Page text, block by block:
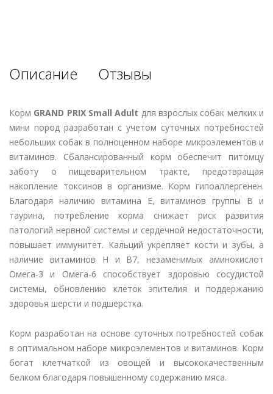
Описание Отзывы
Корм GRAND PRIX Small Adult для взрослых собак мелких и
мини пород разработан с учетом суточных потребностей
небольших собак в полноценном наборе микроэлементов и
витаминов. Сбалансированный корм обеспечит питомцу
заботу о пищеварительном тракте, предотвращая
накопление токсинов в организме. Корм гипоаллергенен.
Благодаря наличию витамина E, витаминов группы B и
таурина, потребление корма снижает риск развития
патологий нервной системы и сердечной недостаточности,
повышает иммунитет. Кальций укрепляет кости и зубы, а
наличие витаминов H и B7, незаменимых аминокислот
Омега-3 и Омега-6 способствует здоровью сосудистой
системы, обновлению клеток эпителия и поддержанию
здоровья шерсти и подшерстка.
Корм разработан на основе суточных потребностей собак
в оптимальном наборе микроэлементов и витаминов. Корм
богат клетчаткой из овощей и высококачественным
белком благодаря повышенному содержанию мяса.